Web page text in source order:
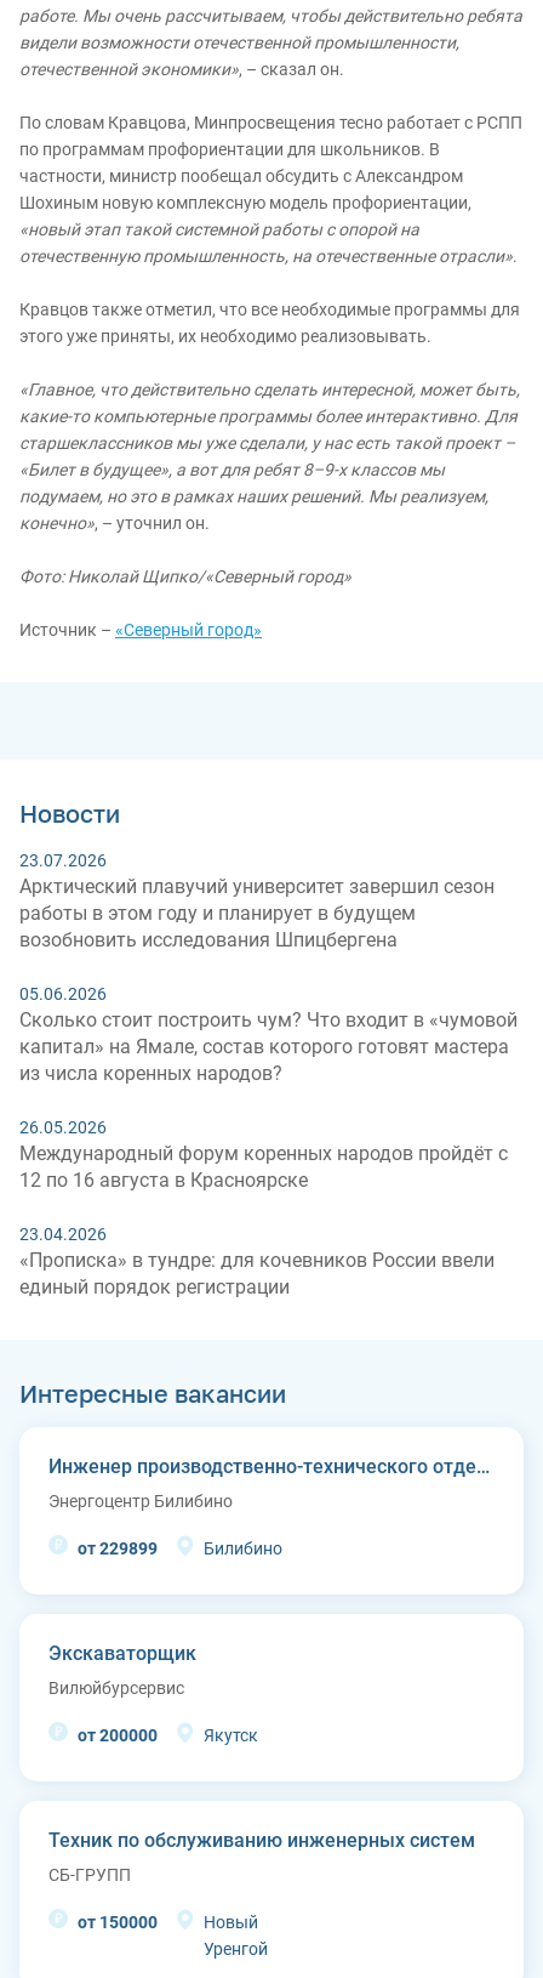
работе. Мы очень рассчитываем, чтобы действительно ребята
видели возможности отечественной промышленности,
отечественной экономики», – сказал он.
По словам Кравцова, Минпросвещения тесно работает с РСПП
по программам профориентации для школьников. В
частности, министр пообещал обсудить с Александром
Шохиным новую комплексную модель профориентации,
«новый этап такой системной работы с опорой на
отечественную промышленность, на отечественные отрасли».
Кравцов также отметил, что все необходимые программы для
этого уже приняты, их необходимо реализовывать.
«Главное, что действительно сделать интересной, может быть,
какие-то компьютерные программы более интерактивно. Для
старшеклассников мы уже сделали, у нас есть такой проект –
«Билет в будущее», а вот для ребят 8–9-х классов мы
подумаем, но это в рамках наших решений. Мы реализуем,
конечно», – уточнил он.
Фото: Николай Щипко/«Северный город»
Источник – «Северный город»
Новости
23.07.2026
Арктический плавучий университет завершил сезон
работы в этом году и планирует в будущем
возобновить исследования Шпицбергена
05.06.2026
Сколько стоит построить чум? Что входит в «чумовой
капитал» на Ямале, состав которого готовят мастера
из числа коренных народов?
26.05.2026
Международный форум коренных народов пройдёт с
12 по 16 августа в Красноярске
23.04.2026
«Прописка» в тундре: для кочевников России ввели
единый порядок регистрации
Интересные вакансии
Инженер производственно-технического отдела
Энергоцентр Билибино
от 229899 Билибино
Экскаваторщик
Вилюйбурсервис
от 200000 Якутск
Техник по обслуживанию инженерных систем
СБ-ГРУПП
от 150000
Новый
Уренгой